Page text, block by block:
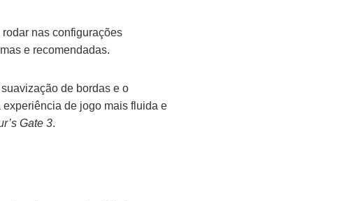
nas configurações
e recomendadas.
de bordas e o
de jogo mais fluida e
Gate 3.